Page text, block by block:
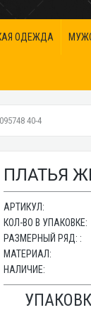
ОДЕЖДА
40-4
ПЛАТЬЯ
АРТИКУЛ:
КОЛ-ВО В УПАКОВКЕ:
РАЗМЕРНЫЙ РЯД: :
МАТЕРИАЛ:
НАЛИЧИЕ: